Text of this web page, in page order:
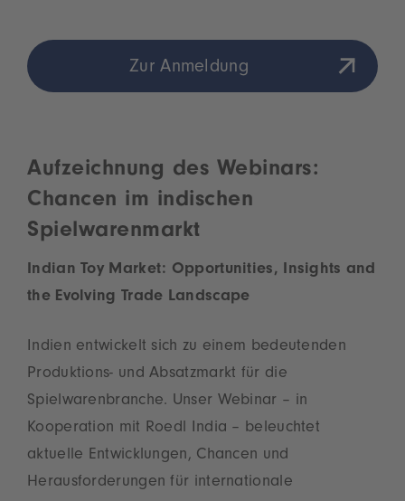
Zur Anmeldung
Aufzeichnung des Webinars:
Chancen im indischen
Spielwarenmarkt
Indian Toy Market: Opportunities, Insights and
the Evolving Trade Landscape
Indien entwickelt sich zu einem bedeutenden
Produktions- und Absatzmarkt für die
Spielwarenbranche. Unser Webinar – in
Kooperation mit Roedl India – beleuchtet
aktuelle Entwicklungen, Chancen und
Herausforderungen für internationale